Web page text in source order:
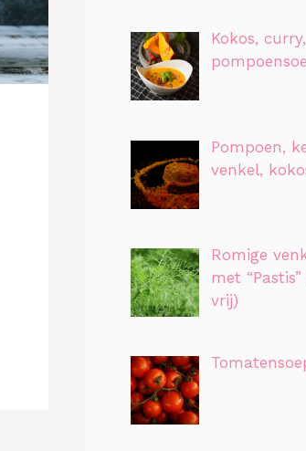
Kokos, curry,
Pompoen,
venkel,
Romige
met
vrij)